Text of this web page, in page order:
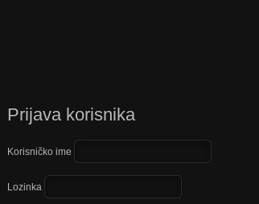
Prijava korisnika
Korisničko ime
Lozinka